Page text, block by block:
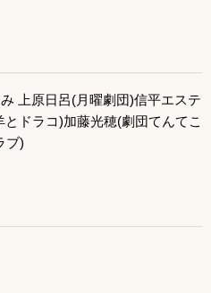
上原日呂(月曜劇団)信平エステ
ドラコ)加藤光穂(劇団てんてこ
ブ)